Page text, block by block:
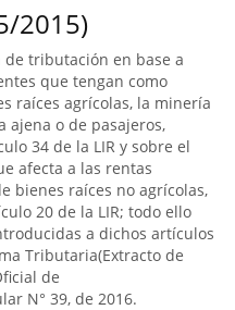
2015)
tributación en base a
que tengan como
raíces agrícolas, la minería
ajena o de pasajeros,
34 de la LIR y sobre el
afecta a las rentas
bienes raíces no agrícolas,
20 de la LIR; todo ello
a dichos artículos
Tributaria(Extracto de
de
N° 39, de 2016.